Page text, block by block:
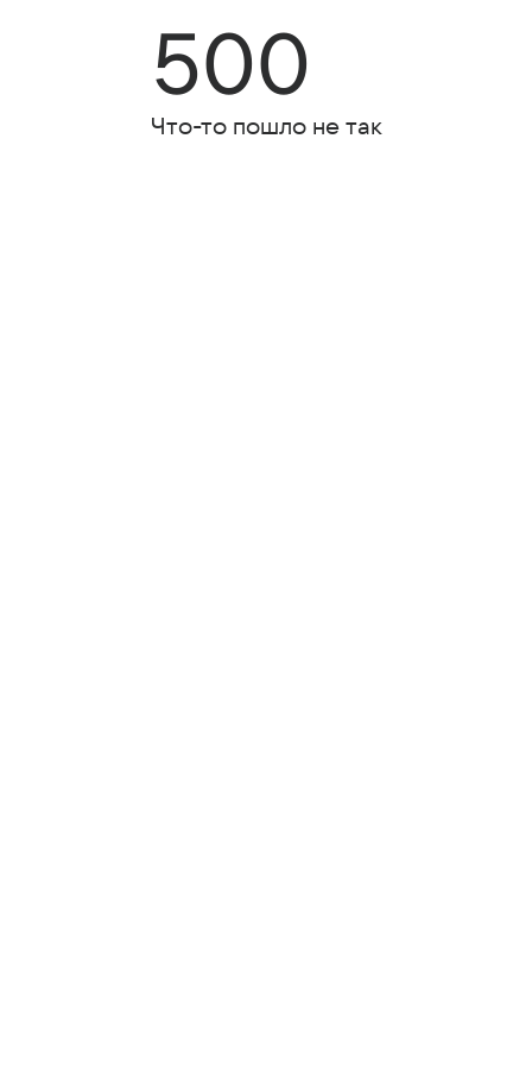
500
Что-то пошло не так